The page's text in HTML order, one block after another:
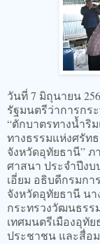
วันที่ 7 มิถุนายน
รัฐมนตรีว่าการกร
“ตักบาตรทางน้ำริ
ทางธรรมแห่งศรัท
จังหวัดอุทัยธานี” ภ
ศาสนา ประจำปีง
เอี่ยม อธิบดีกรมก
จังหวัดอุทัยธานี น
กระทรวงวัฒนธรร
เทศมนตรีเมืองอุทั
ประชาชน และสื่อ